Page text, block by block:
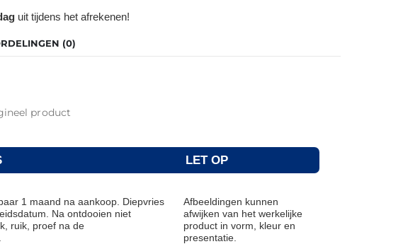
uit tijdens het afrekenen!
(0)
product
LET OP
1 maand na aankoop. Diepvries
Na ontdooien niet
ruik, proef na de
Afbeeldingen kunnen
afwijken van het werkelijke
product in vorm, kleur en
presentatie.